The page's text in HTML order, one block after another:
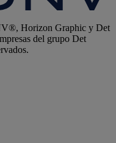
Horizon Graphic y Det
del grupo Det